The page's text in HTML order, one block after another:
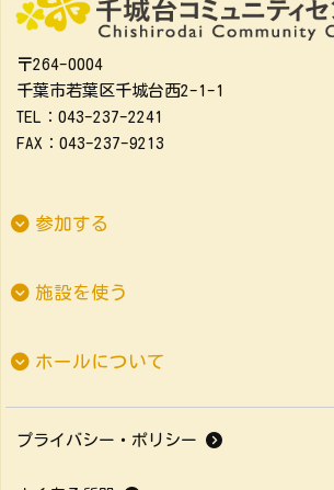
〒264-0004
千葉市若葉区千城台西2-1-1
TEL：043-237-2241
FAX：043-237-9213
参加する
施設を使う
ホールについて
プライバシー・ポリシー